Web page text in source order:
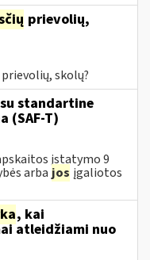
prievolių,
prievolių, skolų?
standartine
(SAF-T)
įstatymo 9
arba jos įgaliotos
, kai
atleidžiami nuo